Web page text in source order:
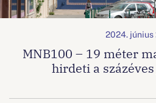
2024. június
MNB100 – 19 méter
hirdeti a